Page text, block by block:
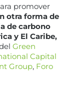
promover
otra forma de
de carbono
y El Caribe,
Green
Capital
Group, Foro